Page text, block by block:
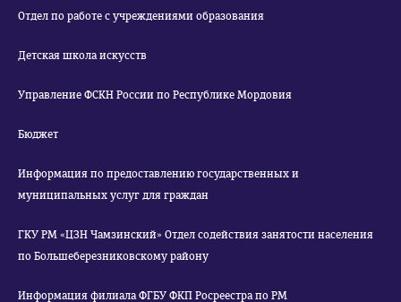
Отдел по работе с учреждениями образования
Детская школа искусств
Управление ФСКН России по Республике Мордовия
Бюджет
Информация по предоставлению государственных и
муниципальных услуг для граждан
ГКУ РМ «ЦЗН Чамзинский» Отдел содействия занятости населения
по Большеберезниковскому району
Информация филиала ФГБУ ФКП Росреестра по РМ